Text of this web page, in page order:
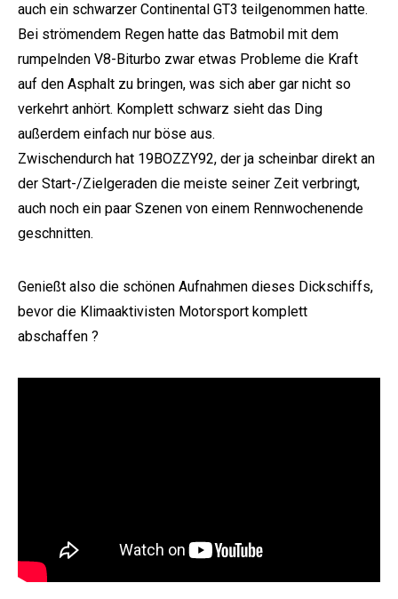
auch ein schwarzer Continental GT3 teilgenommen hatte.
Bei strömendem Regen hatte das Batmobil mit dem
rumpelnden V8-Biturbo zwar etwas Probleme die Kraft
auf den Asphalt zu bringen, was sich aber gar nicht so
verkehrt anhört. Komplett schwarz sieht das Ding
außerdem einfach nur böse aus.
Zwischendurch hat 19BOZZY92, der ja scheinbar direkt an
der Start-/Zielgeraden die meiste seiner Zeit verbringt,
auch noch ein paar Szenen von einem Rennwochenende
geschnitten.
Genießt also die schönen Aufnahmen dieses Dickschiffs,
bevor die Klimaaktivisten Motorsport komplett
abschaffen ?